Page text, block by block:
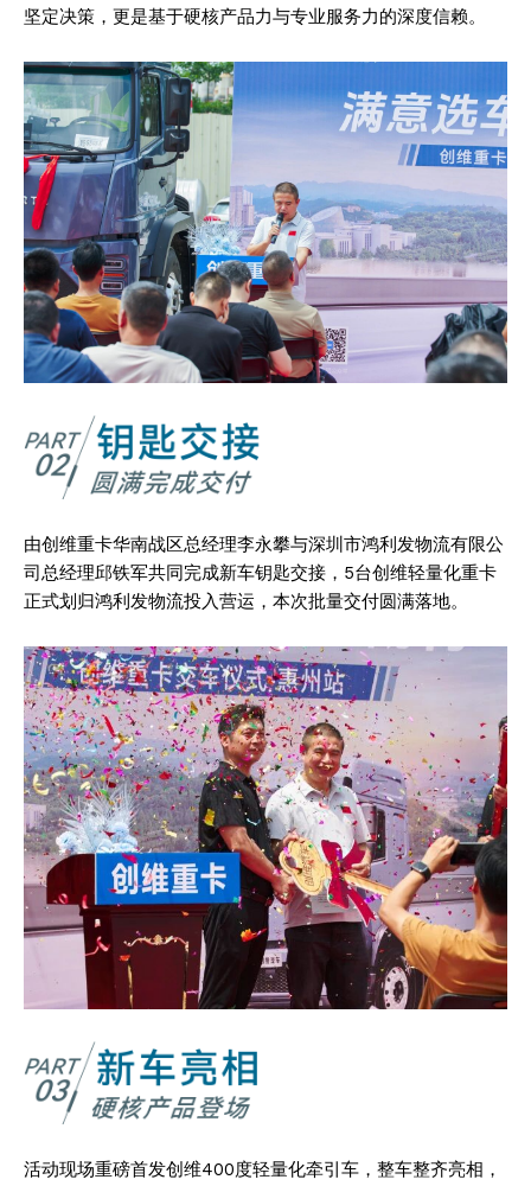
坚定决策，更是基于硬核产品力与专业服务力的深度信赖。
由创维重卡华南战区总经理李永攀与深圳市鸿利发物流有限公
司总经理邱铁军共同完成新车钥匙交接，5台创维轻量化重卡
正式划归鸿利发物流投入营运，本次批量交付圆满落地。
活动现场重磅首发创维400度轻量化牵引车，整车整齐亮相，